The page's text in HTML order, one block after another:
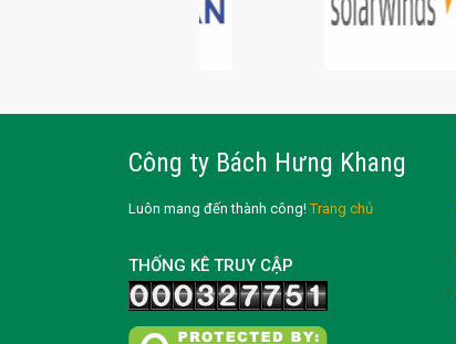
Công ty Bách Hưng Khang
Luôn mang đến thành công!Trang chủ
THỐNG KÊ TRUY CẬP